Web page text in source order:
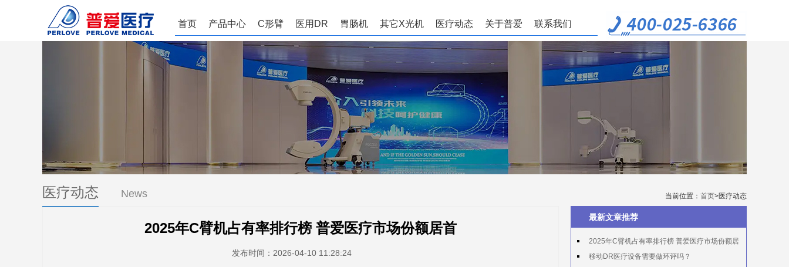
首页 产品中心 C形臂 医用DR 胃肠机 其它X光机 医疗动态 关于普爱 联系我们
医疗动态 News 当前位置： 首页>医疗动态
2025年C臂机占有率排行榜 普爱医疗市场份额居首
发布时间： 2026-04-10 11:28:24
最新文章推荐
2025年C臂机占有率排行榜 普爱医疗市场份额居
首
移动DR医疗设备需要做环评吗？